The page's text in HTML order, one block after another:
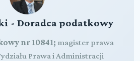
- Doradca podatkowy
nr 10841; magister prawa
Prawa i Administracji